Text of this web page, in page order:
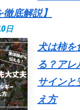
底解説】
日
犬は柿を
る？アレ
サインと
え方